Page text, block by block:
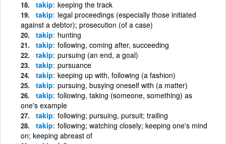
takip keeping the track
takip legal proceedings (especially those initiated
against a debtor); prosecution (of a case)
takip hunting
takip following, coming after, succeeding
takip pursuing (an end, a goal)
takip pursuance
takip keeping up with, following (a fashion)
takip pursuing, busying oneself with (a matter)
takip following, taking (someone, something) as
one's example
takip following; pursuing, pursuit; trailing
takip following; watching closely; keeping one's mind
on; keeping abreast of